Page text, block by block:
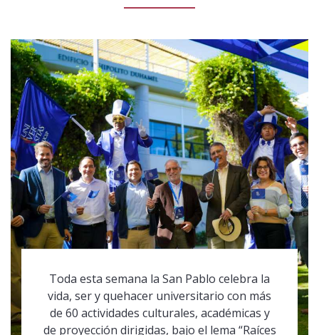
Toda esta semana la San Pablo celebra la
vida, ser y quehacer universitario con más
de 60 actividades culturales, académicas y
de proyección dirigidas, bajo el lema “Raíces